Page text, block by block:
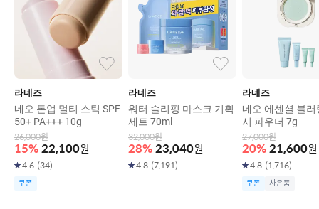
라네즈
네오 톤업 멀티 스틱 SPF
50+ PA+++ 10g
26,000원
15% 22,100원
4.6 (34)
쿠폰
라네즈
워터 슬리핑 마스크 기획
세트 70ml
32,000원
28% 23,040원
4.8 (7,191)
라네즈
네오 에센셜 블러
시 파우더 7g
27,000원
20% 21,600원
4.8 (1,716)
쿠폰 사은품